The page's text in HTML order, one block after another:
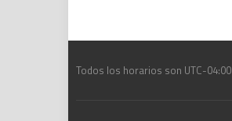
Todos los horarios son UTC-04:00